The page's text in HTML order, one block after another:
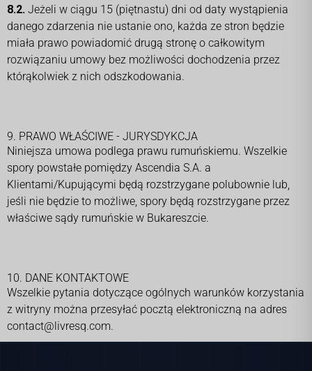
8.2. Jeżeli w ciągu 15 (piętnastu) dni od daty wystąpienia
danego zdarzenia nie ustanie ono, każda ze stron będzie
miała prawo powiadomić drugą stronę o całkowitym
rozwiązaniu umowy bez możliwości dochodzenia przez
którąkolwiek z nich odszkodowania.
9. PRAWO WŁAŚCIWE - JURYSDYKCJA
Niniejsza umowa podlega prawu rumuńskiemu. Wszelkie
spory powstałe pomiędzy Ascendia S.A. a
Klientami/Kupującymi będą rozstrzygane polubownie lub,
jeśli nie będzie to możliwe, spory będą rozstrzygane przez
właściwe sądy rumuńskie w Bukareszcie.
10. DANE KONTAKTOWE
Wszelkie pytania dotyczące ogólnych warunków korzystania
z witryny można przesyłać pocztą elektroniczną na adres
contact@livresq.com.